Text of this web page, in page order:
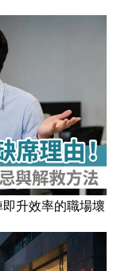
即升效率的職場壞